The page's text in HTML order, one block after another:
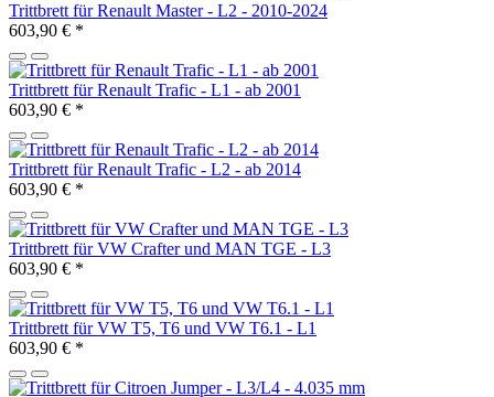
Trittbrett für Renault Master - L2 - 2010-2024
603,90 € *
Trittbrett für Renault Trafic - L1 - ab 2001
603,90 € *
Trittbrett für Renault Trafic - L2 - ab 2014
603,90 € *
Trittbrett für VW Crafter und MAN TGE - L3
603,90 € *
Trittbrett für VW T5, T6 und VW T6.1 - L1
603,90 € *